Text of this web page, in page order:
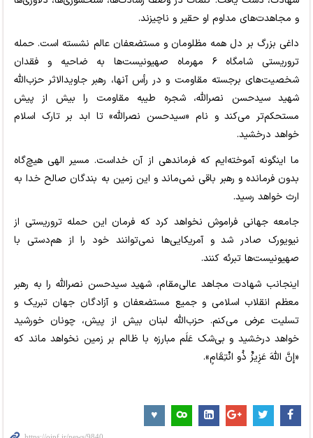
و مجاهدت‌های مداوم او حقیر و ناچیزند.
داغی بزرگ بر دل همه مظلومان و مستضعفان عالم نشسته است. حمله
تروریستی شامگاه ۶ مهرماه صهیونیست‌ها به ضاحیه و فقدان
شخصیت‌های برجسته مقاومت و در رأس آنها، رهبر جاویدالاثر حزب‌الله
شهید سیدحسن نصرالله، شجره طیبه مقاومت را بیش از پیش
مستحکم‌تر می‌کند و نام «سیدحسن نصرالله» تا ابد بر تارک اسلام
خواهد درخشید.
ما اینگونه آموخته‌ایم که فرماندهی از آن خداست. مسیر الهی هیچ‌گاه
بدون فرمانده و رهبر باقی نمی‌ماند و این زمین به بندگان صالح خدا به
ارث خواهد رسید.
جامعه جهانی فراموش نخواهد کرد که فرمان این حمله تروریستی از
نیویورک صادر شد و آمریکایی‌ها نمی‌توانند خود را از هم‌دستی با
صهیونیست‌ها تبرئه کنند.
اینجانب شهادت مجاهد عالی‌مقام، شهید سیدحسن نصرالله را به رهبر
معظم انقلاب اسلامی و جمیع مستضعفان و آزادگان جهان تبریک و
تسلیت عرض می‌کنم. حزب‌الله لبنان بیش از پیش، چونان خورشید
خواهد درخشید و بی‌شک عَلَم مبارزه با ظالم بر زمین نخواهد ماند که
«إِنَّ اللَّهَ عَزِیزٌ ذُو انْتِقَامٍ».